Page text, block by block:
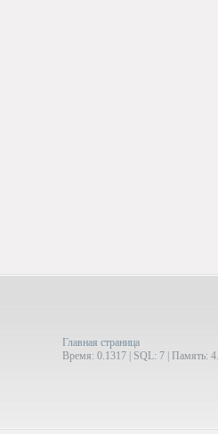
Главная страница
Время: 0.1317 | SQL: 7 | Память: